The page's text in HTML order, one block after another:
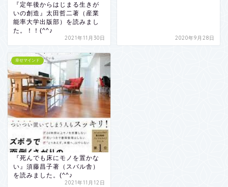
『定年後からはじまる生きが
いの創造』太田哲二著（産業
能率大学出版部）を読みまし
た。！！(^^♪
2021年11月30日 2020年9月28日
幸せマインド
『死んでも床にモノを置かな
い』須藤昌子著（スバル舎）
を読みました。(^^♪
2021年11月12日